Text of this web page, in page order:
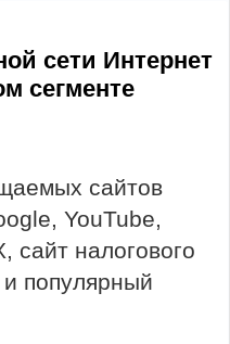
сети Интернет
сегменте
сайтов
YouTube,
сайт налогового
и популярный